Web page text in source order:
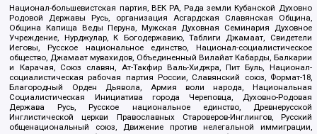
Национал-большевистская партия, ВЕК РА, Рада земли Кубанской Духовно
Родовой Державы Русь, организация Асгардская Славянская Община,
Община Капища Веды Перуна, Мужская Духовная Семинария Духовное
Учреждение, Нурджулар, К Богодержавию, Таблиги Джамаат, Свидетели
Иеговы, Русское национальное единство, Национал-социалистическое
общество, Джамаат мувахидов, Объединенный Вилайат Кабарды, Балкарии
и Карачая, Союз славян, Ат-Такфир Валь-Хиджра, Пит Буль, Национал-
социалистическая рабочая партия России, Славянский союз, Формат-18,
Благородный Орден Дьявола, Армия воли народа, Национальная
Социалистическая Инициатива города Череповца, Духовно-Родовая
Держава Русь, Русское национальное единство, Древнерусской
Инглистической церкви Православных Староверов-Инглингов, Русский
общенациональный союз, Движение против нелегальной иммиграции,